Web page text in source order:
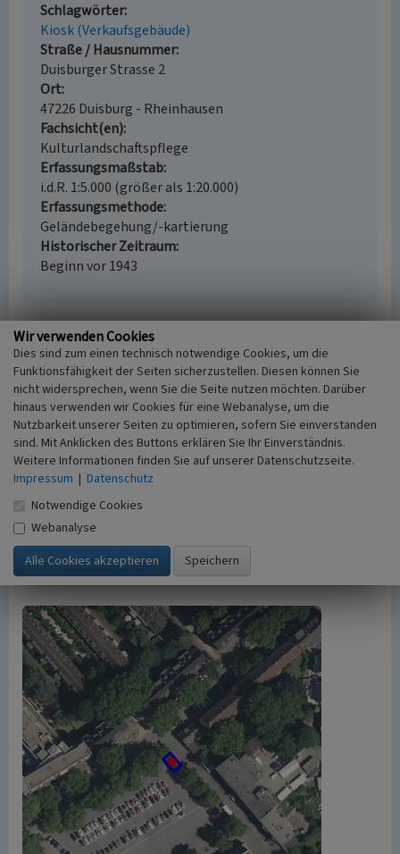
Schlagwörter
Kiosk (Verkaufsgebäude)
Straße / Hausnummer
Duisburger Strasse 2
Ort
47226 Duisburg - Rheinhausen
Fachsicht(en)
Kulturlandschaftspflege
Erfassungsmaßstab
i.d.R. 1:5.000 (größer als 1:20.000)
Erfassungsmethode
Geländebegehung/-kartierung
Historischer Zeitraum
Beginn vor 1943
Empfohlene Zitierweise
Urheberrechtlicher Hinweis
Der hier präsentierte Inhalt ist urheberrechtlich
geschützt. Die angezeigten Medien unterliegen
möglicherweise zusätzlichen urheberrechtlichen
Bedingungen, die an diesen ausgewiesen sind.
Empfohlene Zitierweise
„Trinkhalle am Markt in Hochemmerich”. In:
KuLaDig, Kultur.Landschaft.Digital. URL:
https://www.kuladig.de/Objektansicht/KLD-
263164(Abgerufen: 9. August 2026)
Wir verwenden Cookies
Dies sind zum einen technisch notwendige Cookies, um die
Funktionsfähigkeit der Seiten sicherzustellen. Diesen können Sie
nicht widersprechen, wenn Sie die Seite nutzen möchten. Darüber
hinaus verwenden wir Cookies für eine Webanalyse, um die
Nutzbarkeit unserer Seiten zu optimieren, sofern Sie einverstanden
sind. Mit Anklicken des Buttons erklären Sie Ihr Einverständnis.
Weitere Informationen finden Sie auf unserer Datenschutzseite.
Impressum | Datenschutz
Notwendige Cookies
Webanalyse